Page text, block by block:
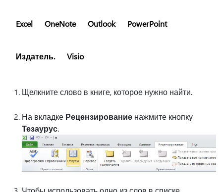
Excel OneNote Outlook PowerPoint
Издатель. Visio
Щелкните слово в книге, которое нужно найти.
На вкладке Рецензирование нажмите кнопку
Тезаурус.